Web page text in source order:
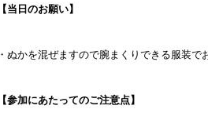
【当日のお願い】
・ぬかを混ぜますので腕まくりできる服装で
【参加にあたってのご注意点】